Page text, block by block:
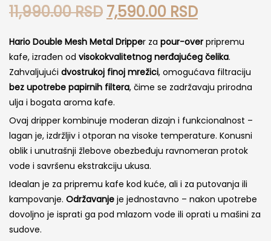
11,990.00RSD Originalna
cena
je
bila:
11,990.00 RSD.
7,590.00 RSDTrenutna
je:
7,590.00
Hario Double Mesh Metal Dripper za pour-over pripremu
kafe, izrađen od visokokvalitetnog nerđajućeg čelika.
Zahvaljujući dvostrukoj finoj mrežici, omogućava filtraciju
bez upotrebe papirnih filtera, čime se zadržavaju prirodna
ulja i bogata aroma kafe.
Ovaj dripper kombinuje moderan dizajn i funkcionalnost –
lagan je, izdržljiv i otporan na visoke temperature. Konusni
oblik i unutrašnji žlebove obezbeđuju ravnomeran protok
vode i savršenu ekstrakciju ukusa.
Idealan je za pripremu kafe kod kuće, ali i za putovanja ili
kampovanje. Održavanje je jednostavno – nakon upotrebe
dovoljno je isprati ga pod mlazom vode ili oprati u mašini za
sudove.